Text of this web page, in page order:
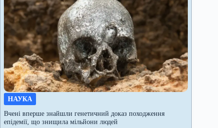
НАУКА
Вчені вперше знайшли генетичний доказ походження
епідемії, що знищила мільйони людей